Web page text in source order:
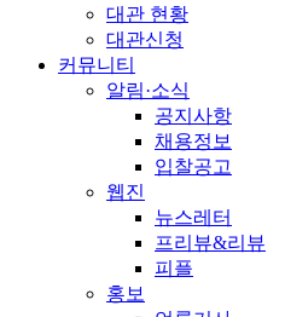
대관 현황
대관신청
커뮤니티
알림·소식
공지사항
채용정보
입찰공고
웹진
뉴스레터
프리뷰&리뷰
피플
홍보